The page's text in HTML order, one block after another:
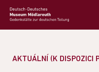
AKTUÁLNÍ (K DISPOZICI